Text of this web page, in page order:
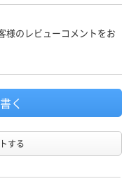
様のレビューコメントをお
く
する